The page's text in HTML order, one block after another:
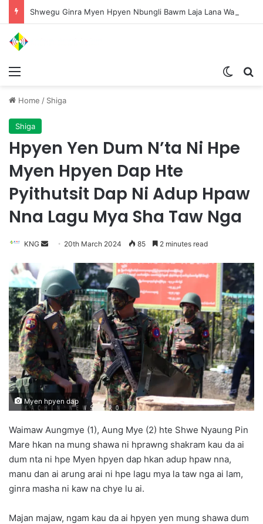
Home / Shiga
Shiga
Hpyen Yen Dum N’ta Ni Hpe
Myen Hpyen Dap Hte
Pyithutsit Dap Ni Adup Hpaw
Nna Lagu Mya Sha Taw Nga
KNG
n
d
a
n
e
m
a
i
l
20th March 2024 85 2 minutes read
Myen hpyen dap
Waimaw Aungmye (1), Aung Mye (2) hte Shwe Nyaung Pin
Mare hkan na mung shawa ni hprawng shakram kau da ai
dum nta ni hpe Myen hpyen dap hkan adup hpaw nna,
manu dan ai arung arai ni hpe lagu mya la taw nga ai lam,
ginra masha ni kaw na chye lu ai.
Majan majaw, ngam kau da ai hpyen yen mung shawa dum